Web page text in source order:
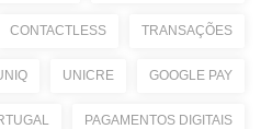
CONTACTLESS TRANSAÇÕES
UNICRE GOOGLE PAY
PAGAMENTOS DIGITAIS